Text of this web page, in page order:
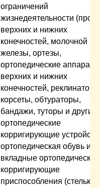
ограничений
жизнедеятельности
верхних и нижних
конечностей, молочной
железы, ортезы,
ортопедические аппараты
верхних и нижних
конечностей,
корсеты, обтураторы,
бандажи, туторы и другие
ортопедические
корригирующие
ортопедическая обувь и
вкладные ортопедические
корригирующие
приспособления (стельки,